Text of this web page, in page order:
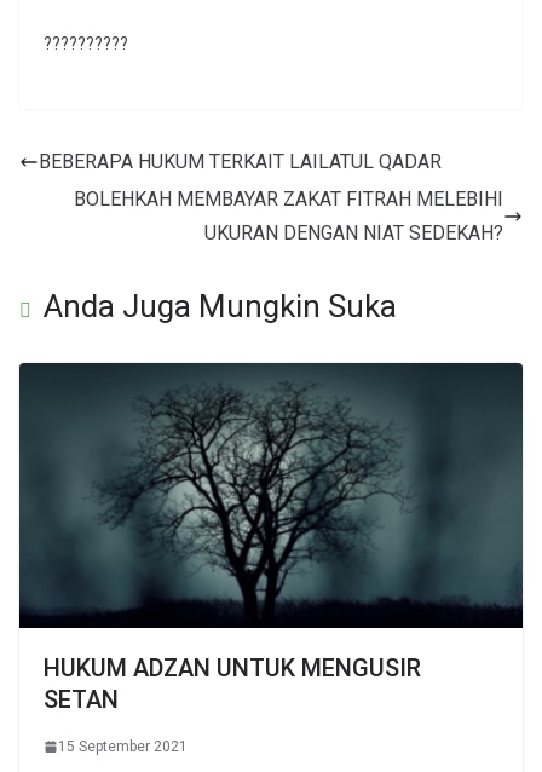
??????????
BEBERAPA HUKUM TERKAIT LAILATUL QADAR
BOLEHKAH MEMBAYAR ZAKAT FITRAH MELEBIHI
UKURAN DENGAN NIAT SEDEKAH?
Anda Juga Mungkin Suka
HUKUM ADZAN UNTUK MENGUSIR
SETAN
15 September 2021